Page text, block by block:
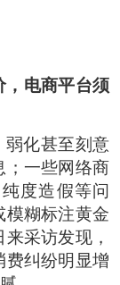
，电商平台须
弱化甚至刻意
；一些网络商
度造假等问
模糊标注黄金
采访发现，
费纠纷明显增